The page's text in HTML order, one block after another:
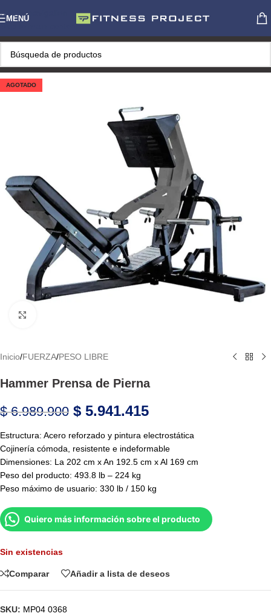
Skip to navigation
Skip to main content
MENÚ
AGOTADO
Inicio/FUERZA/PESO LIBRE
Hammer Prensa de Pierna
$6.989.900 $ 5.941.415
Estructura: Acero reforzado y pintura electrostática
Cojinería cómoda, resistente e indeformable
Dimensiones: La 202 cm x An 192.5 cm x Al 169 cm
Peso del producto: 493.8 lb – 224 kg
Peso máximo de usuario: 330 lb / 150 kg
Quiero más información sobre el producto
Sin existencias
Comparar Añadir a lista de deseos
SKU: MP04 0368